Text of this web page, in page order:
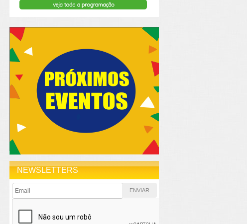
O Ribeirão Preto e Região Convention & Visitors Bureau
NEWSLETTERS